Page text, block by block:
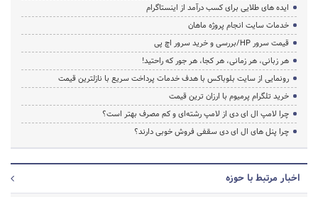
ایده های طلایی برای کسب درآمد از اینستاگرام
خدمات سایت انجام پروژه ماهان
قیمت سرور HP/بررسی و خرید سرور اچ پی
هر زبانی، هر زمانی، هر کجا، هر جور که راحتید!
رونمایی از سایت بلوباکس با هدف خدمات پرداخت سریع با نازلترین قیمت
خرید تلگرام پرمیوم با ارزان ترین قیمت
چرا لامپ ال ای دی از لامپ رشته‌ای و کم مصرف بهتر است؟
چرا پنل های ال ای دی سقفی فروش خوبی دارند؟
اخبار مرتبط با حوزه